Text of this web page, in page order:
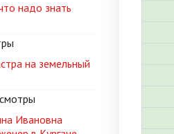
надо знать
на земельный
Ивановна